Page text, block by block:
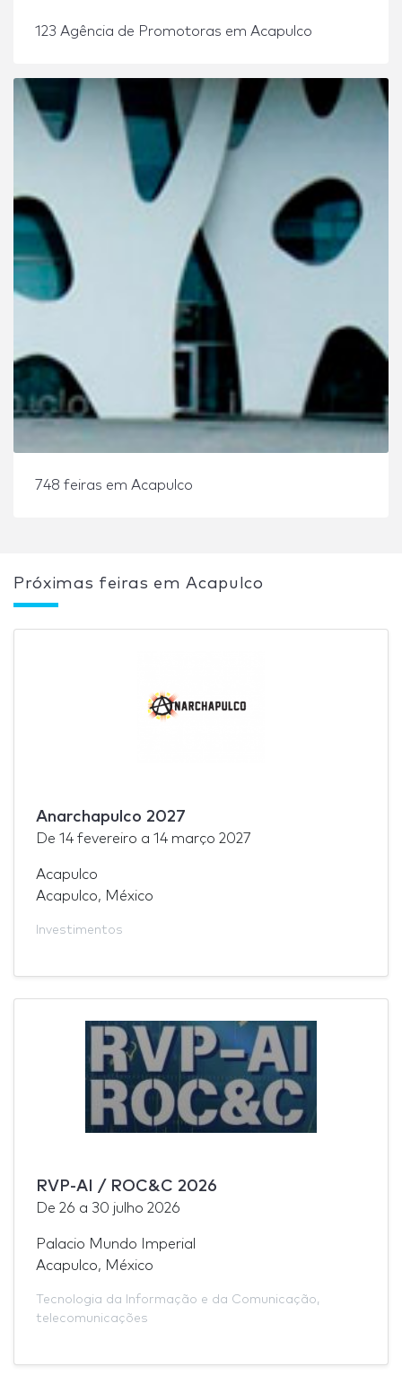
123 Agência de Promotoras em Acapulco
748 feiras em Acapulco
Próximas feiras em Acapulco
Anarchapulco 2027
De 14 fevereiro a 14 março 2027
Acapulco
Acapulco, México
Investimentos
RVP-AI / ROC&C 2026
De 26 a 30 julho 2026
Palacio Mundo Imperial
Acapulco, México
Tecnologia da Informação e da Comunicação,
telecomunicações